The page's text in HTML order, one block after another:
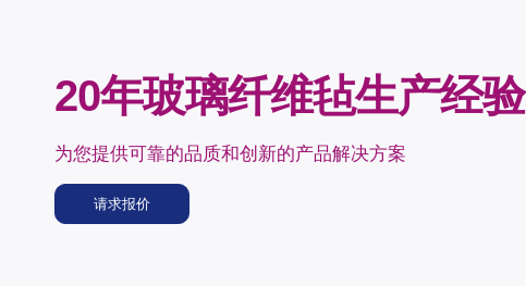
20年玻璃纤维毡生产经验
为您提供可靠的品质和创新的产品解决方案
请求报价